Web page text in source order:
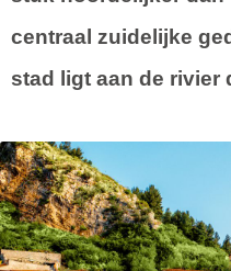
centraal zuidelijke
stad ligt aan de rivier